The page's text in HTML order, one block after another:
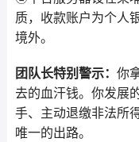
质，收款账户为个人
境外。
团队长特别警示： 你
去的血汗钱。你发展
手、主动退缴非法所
唯一的出路。